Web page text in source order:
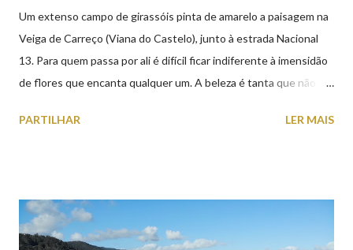
Um extenso campo de girassóis pinta de amarelo a paisagem na
Veiga de Carreço (Viana do Castelo), junto à estrada Nacional
13. Para quem passa por ali é difícil ficar indiferente à imensidão
de flores que encanta qualquer um. A beleza é tanta que não
aproveite a paisagem como cenário para tirar algumas
PARTILHAR LER MAIS